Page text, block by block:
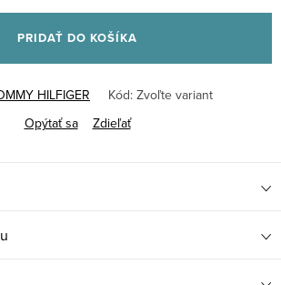
PRIDAŤ DO KOŠÍKA
HILFIGER Kód: Zvoľte variant
Opýtať sa
Zdieľať